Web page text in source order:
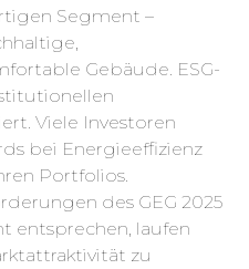
Segment –
Gebäude. ESG-
Viele Investoren
bei Energieeffizienz
Portfolios.
des GEG 2025
entsprechen, laufen
zu